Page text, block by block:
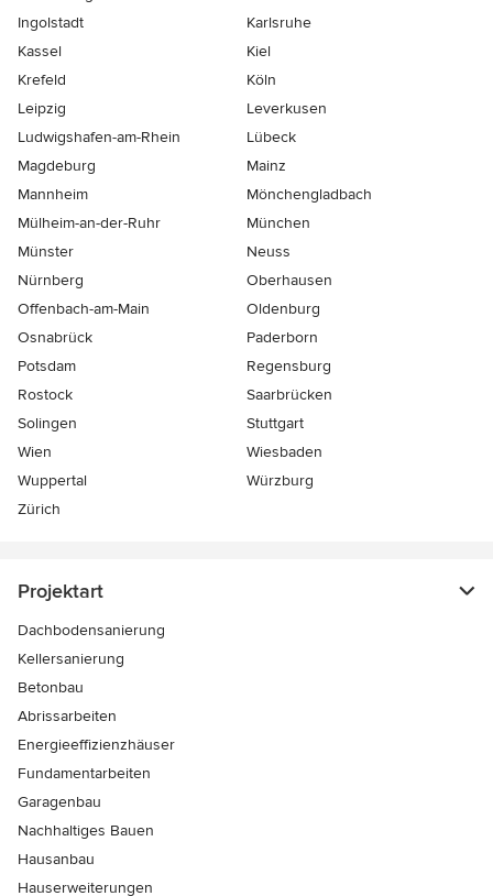
Ingolstadt
Karlsruhe
Kassel
Kiel
Krefeld
Köln
Leipzig
Leverkusen
Ludwigshafen-am-Rhein
Lübeck
Magdeburg
Mainz
Mannheim
Mönchen­gladbach
Mülheim-an-der-Ruhr
München
Münster
Neuss
Nürnberg
Oberhausen
Offenbach-am-Main
Oldenburg
Osnabrück
Paderborn
Potsdam
Regensburg
Rostock
Saarbrücken
Solingen
Stuttgart
Wien
Wiesbaden
Wuppertal
Würzburg
Zürich
Projektart
Dachbodensanierung
Kellersanierung
Betonbau
Abrissarbeiten
Energieeffizienzhäuser
Fundamentarbeiten
Garagenbau
Nachhaltiges Bauen
Hausanbau
Hauserweiterungen